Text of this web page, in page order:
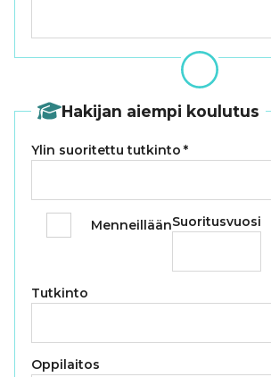
Hakijan aiempi koulutus
Ylin suoritettu tutkinto *
MenneilläänSuoritusvuosi
Tutkinto
Oppilaitos